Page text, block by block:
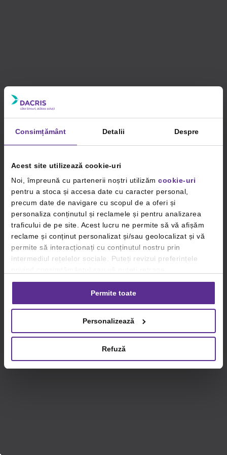
Consimțământ Detalii Despre
Acest site utilizează cookie-uri
Noi, împreună cu partenerii noștri utilizăm cookie-uri
pentru a stoca și accesa date cu caracter personal,
precum date de navigare cu scopul de a oferi și
personaliza conținutul și reclamele și pentru analizarea
traficului de pe site. Acest lucru ne permite să vă afișăm
reclame și conținut personalizat și/sau geolocalizat și vă
permite să interacționați cu conținutul nostru prin
intermediul rețelelor sociale. Puteți revizui preferințele
consimțământul oricând, făcând click pe linkul către
setările dvs. de cookie-uri.
privind utilizarea modulelor cookie.Detalii
Permite toate
Personalizează
Refuză